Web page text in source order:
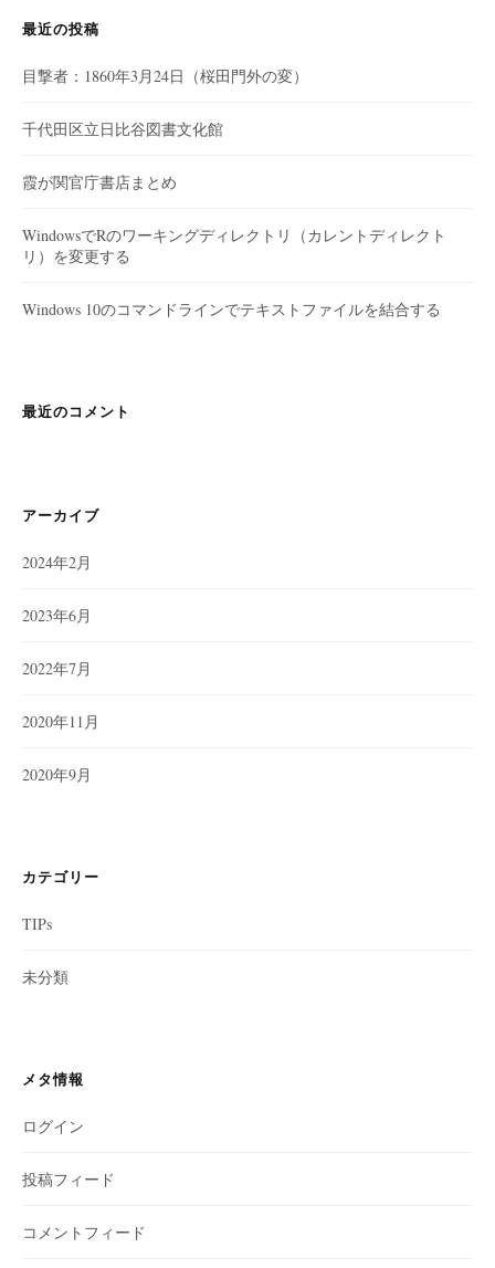
最近の投稿
目撃者：1860年3月24日（桜田門外の変）
千代田区立日比谷図書文化館
霞が関官庁書店まとめ
WindowsでRのワーキングディレクトリ（カレントディレクト
リ）を変更する
Windows 10のコマンドラインでテキストファイルを結合する
最近のコメント
アーカイブ
2024年2月
2023年6月
2022年7月
2020年11月
2020年9月
カテゴリー
TIPs
未分類
メタ情報
ログイン
投稿フィード
コメントフィード